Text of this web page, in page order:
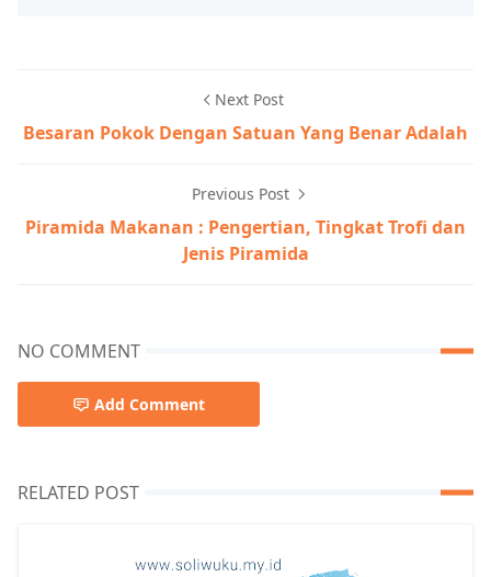
Next Post
Besaran Pokok Dengan Satuan Yang Benar Adalah
Previous Post
Piramida Makanan : Pengertian, Tingkat Trofi dan
Jenis Piramida
NO COMMENT
Add Comment
RELATED POST